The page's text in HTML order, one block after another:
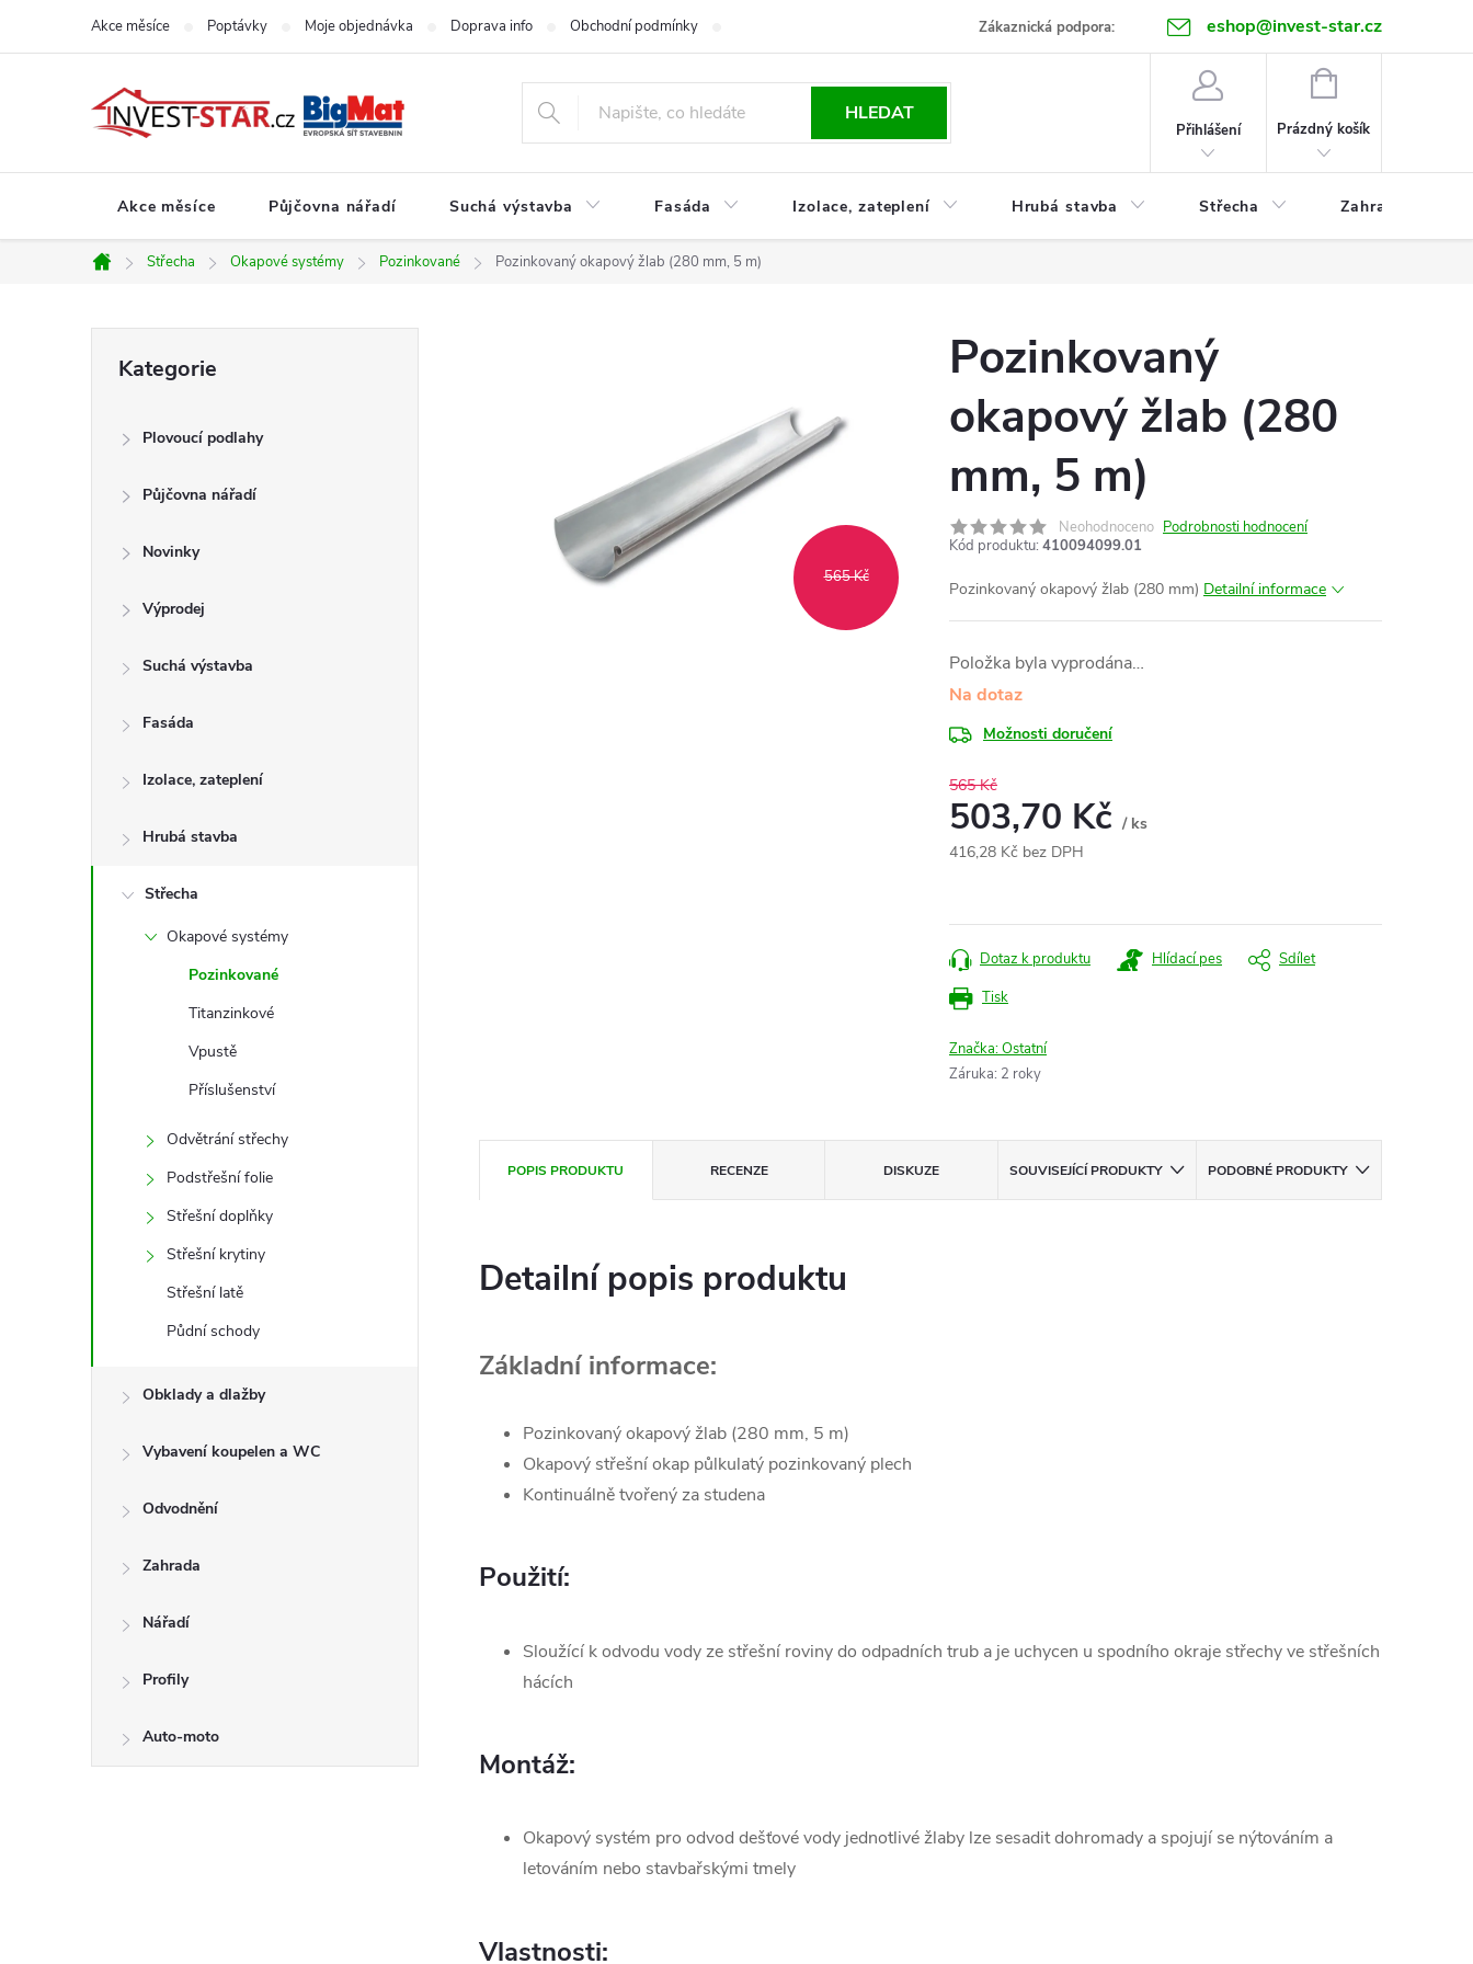
Zákaznická podpora: eshop@invest-star.cz
Akce měsíce Poptávky Moje objednávka Doprava info Obchodní podmínky Kontakt
HLEDAT
Přihlášení
NÁKUPNÍ
Prázdný košík
Akce měsíce Půjčovna nářadí Suchá výstavba Fasáda Izolace, zateplení Hrubá stavba Střecha Zahrada
Domů
Střecha Okapové systémy Pozinkované Pozinkovaný okapový žlab (280 mm, 5 m)
kategorie
Kategorie
Plovoucí podlahy
Půjčovna nářadí
Novinky
Výprodej
Suchá výstavba
Fasáda
Izolace, zateplení
Hrubá stavba
Střecha
Okapové systémy
Pozinkované
Titanzinkové
Vpustě
Příslušenství
Odvětrání střechy
Podstřešní folie
Střešní doplňky
Střešní krytiny
Střešní latě
Půdní schody
Obklady a dlažby
Vybavení koupelen a WC
Odvodnění
Zahrada
Nářadí
Profily
Auto-moto
565 Kč
Pozinkovaný
okapový žlab (280
mm, 5 m)
Neohodnoceno Podrobnosti hodnocení
Kód produktu: 410094099.01
Pozinkovaný okapový žlab (280 mm) Detailní informace
Položka byla vyprodána…
Na dotaz
Možnosti doručení
565 Kč
503,70 Kč / ks
416,28 Kč bez DPH
Tisk
Dotaz k produktu Hlídací pes Sdílet
Značka:Ostatní
Záruka: 2 roky
POPIS PRODUKTU RECENZE DISKUZE SOUVISEJÍCÍ PRODUKTY PODOBNÉ PRODUKTY
Detailní popis produktu
Základní informace:
Pozinkovaný okapový žlab (280 mm, 5 m)
Okapový střešní okap půlkulatý pozinkovaný plech
Kontinuálně tvořený za studena
Použití:
Sloužící k odvodu vody ze střešní roviny do odpadních trub a je uchycen u spodního okraje střechy ve střešních
hácích
Montáž:
Okapový systém pro odvod dešťové vody jednotlivé žlaby lze sesadit dohromady a spojují se nýtováním a
letováním nebo stavbařskými tmely
Vlastnosti: